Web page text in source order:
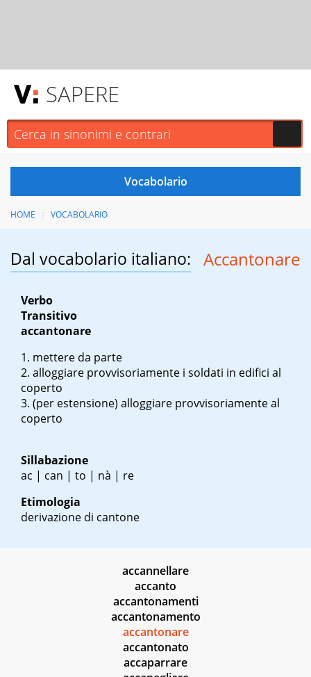
SAPERE
HOME VOCABOLARIO
Dal vocabolario italiano: Accantonare
Verbo
Transitivo
accantonare
mettere da parte
alloggiare provvisoriamente i soldati in edifici al
coperto
(per estensione) alloggiare provvisoriamente al
coperto
Sillabazione
ac | can | to | nà | re
Etimologia
derivazione di cantone
accannellare
accanto
accantonamenti
accantonamento
accantonare
accantonato
accaparrare